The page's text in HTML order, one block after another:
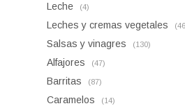
Leche (4)
Leches y cremas vegetales
Salsas y vinagres (130)
Alfajores (47)
Barritas (87)
Caramelos (14)